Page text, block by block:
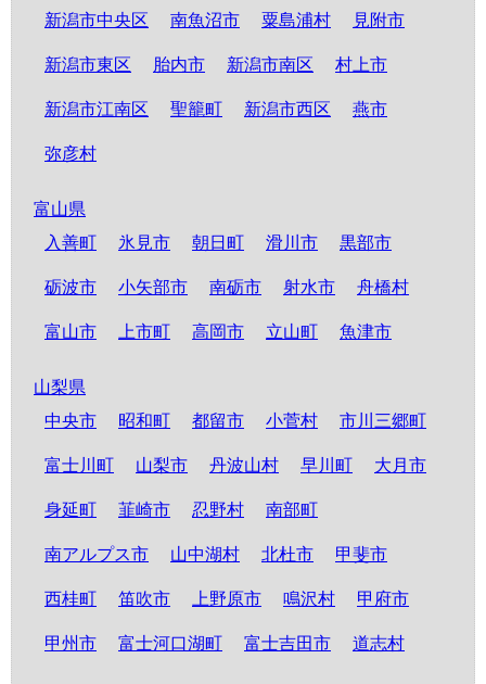
新潟市中央区 南魚沼市 粟島浦村 見附市
新潟市東区 胎内市 新潟市南区 村上市
新潟市江南区 聖籠町 新潟市西区 燕市
弥彦村
富山県
入善町
氷見市 朝日町 滑川市 黒部市
砺波市 小矢部市 南砺市 射水市 舟橋村
富山市 上市町 高岡市 立山町 魚津市
山梨県
中央市
昭和町 都留市 小菅村 市川三郷町
富士川町 山梨市 丹波山村 早川町 大月市
身延町 韮崎市 忍野村 南部町
南アルプス市 山中湖村 北杜市 甲斐市
西桂町 笛吹市 上野原市 鳴沢村 甲府市
甲州市 富士河口湖町 富士吉田市 道志村